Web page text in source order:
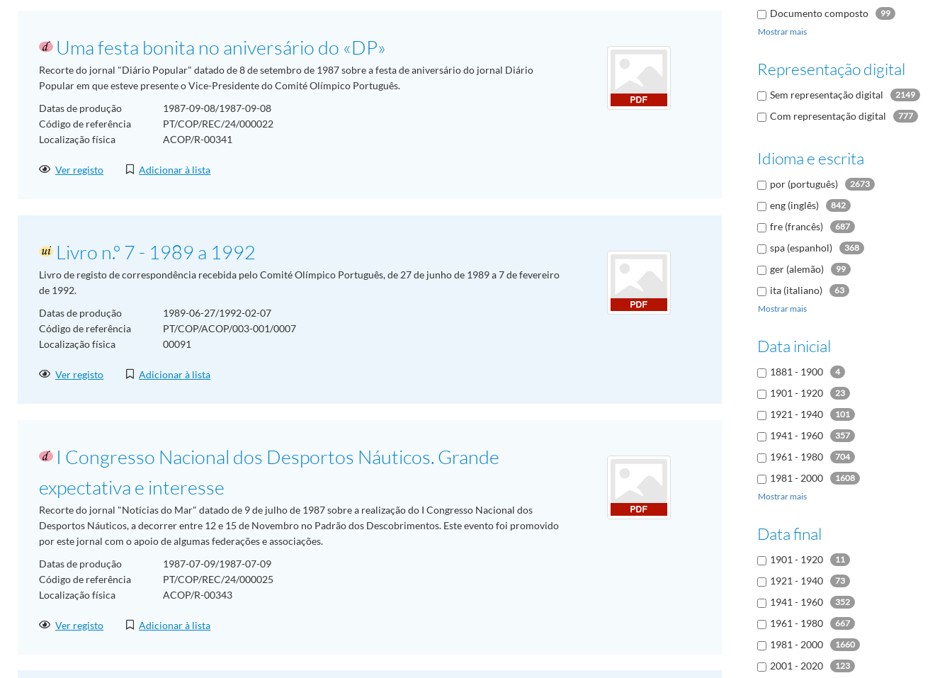
Documento composto 99
Documento
Mostrar mais
Representação digital
Sem representação digital 2149
Com representação digital 777
Idioma e escrita
por (português) 2673
eng (inglês) 842
fre (francês) 687
spa (espanhol) 368
ger (alemão) 99
ita (italiano) 63
rus (russo)
kor (coreano)
Mostrar mais
Data inicial
1881 - 1900 4
1901 - 1920 23
1921 - 1940 101
1941 - 1960 357
1961 - 1980 704
1981 - 2000 1608
2001 - 2020
Mostrar mais
Data final
1901 - 1920 11
1921 - 1940 73
1941 - 1960 352
1961 - 1980 667
1981 - 2000 1660
2001 - 2020 123
Uma festa bonita no aniversário do «DP»
Recorte do jornal "Diário Popular" datado de 8 de setembro de 1987 sobre a festa de aniversário do jornal Diário
Popular em que esteve presente o Vice-Presidente do Comité Olímpico Português.
Datas de produção
1987-09-08/1987-09-08
Código de referência
PT/COP/REC/24/000022
Localização física
ACOP/R-00341
Ver registo Adicionar à lista
Livro n.º 7 - 1989 a 1992
Livro de registo de correspondência recebida pelo Comité Olímpico Português, de 27 de junho de 1989 a 7 de fevereiro
de 1992.
Datas de produção
1989-06-27/1992-02-07
Código de referência
PT/COP/ACOP/003-001/0007
Localização física
00091
Ver registo Adicionar à lista
I Congresso Nacional dos Desportos Náuticos. Grande
expectativa e interesse
Recorte do jornal "Notícias do Mar" datado de 9 de julho de 1987 sobre a realização do I Congresso Nacional dos
Desportos Náuticos, a decorrer entre 12 e 15 de Novembro no Padrão dos Descobrimentos. Este evento foi promovido
por este jornal com o apoio de algumas federações e associações.
Datas de produção
1987-07-09/1987-07-09
Código de referência
PT/COP/REC/24/000025
Localização física
ACOP/R-00343
Ver registo Adicionar à lista